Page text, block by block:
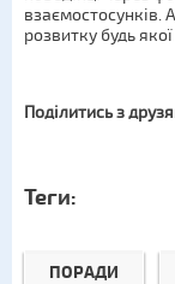
взаємостосунків.
розвитку будь
Поділитись з
Теги:
ПОРАДИ